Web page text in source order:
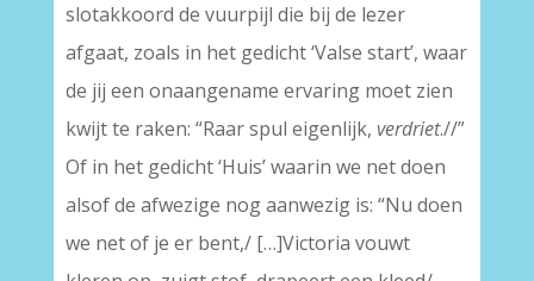
slotakkoord de vuurpijl die bij de lezer
afgaat, zoals in het gedicht ‘Valse start’, waar
de jij een onaangename ervaring moet zien
kwijt te raken: “Raar spul eigenlijk, verdriet.//”
Of in het gedicht ‘Huis’ waarin we net doen
alsof de afwezige nog aanwezig is: “Nu doen
we net of je er bent,/ […]Victoria vouwt